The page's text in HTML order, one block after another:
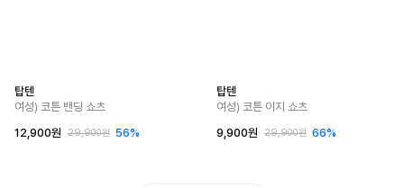
탑텐
여성) 코튼 밴딩 쇼츠
12,900원
29,900원 56%
탑텐
여성) 코튼 이지 쇼츠
9,900원
29,900원 66%